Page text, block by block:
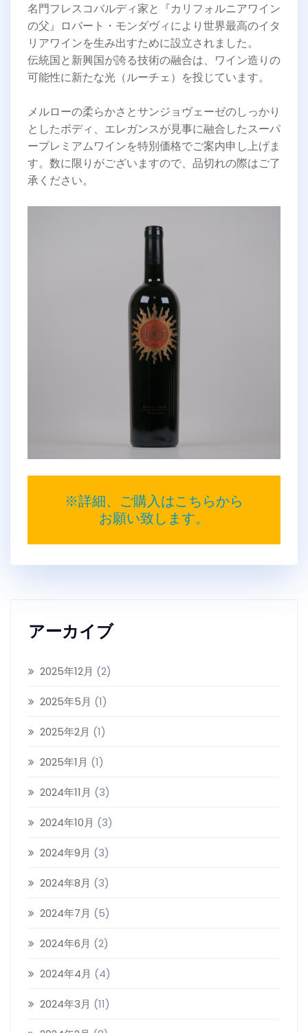
名門フレスコバルディ家と『カリフォルニアワイン
の父』ロバート・モンダヴィにより世界最高のイタ
リアワインを生み出すために設立されました。
伝統国と新興国が誇る技術の融合は、ワイン造りの
可能性に新たな光（ルーチェ）を投じています。
メルローの柔らかさとサンジョヴェーゼのしっかり
としたボディ、エレガンスが見事に融合したスーパ
ープレミアムワインを特別価格でご案内申し上げま
す。数に限りがございますので、品切れの際はご了
承ください。
※詳細、ご購入はこちらから
お願い致します。
アーカイブ
2025年12月 (2)
2025年5月 (1)
2025年2月 (1)
2025年1月 (1)
2024年11月 (3)
2024年10月 (3)
2024年9月 (3)
2024年8月 (3)
2024年7月 (5)
2024年6月 (2)
2024年4月 (4)
2024年3月 (11)